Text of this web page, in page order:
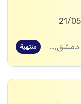
الزبداني، ريف دمشق, المليحة، ريف دمشق منتهية